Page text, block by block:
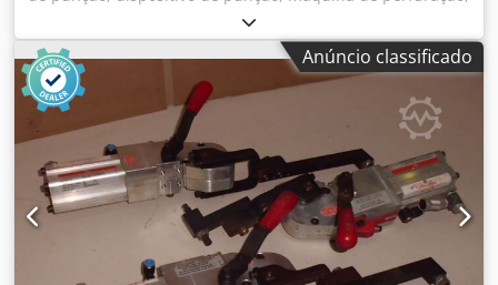
punção manual pneumático -Fabricante: DE-STA-CO,
Máquina de perfuração pneumática -Tipo: 040 0210 -
Punção integrada: Ø 2,5 mm -Projeção máx. projeção: 25
mm -Dimensões: 190/200/H510 mm Chjdpofwx Uyefx Ai
Ssa -Peso: 24 kg
Anúncio classificado